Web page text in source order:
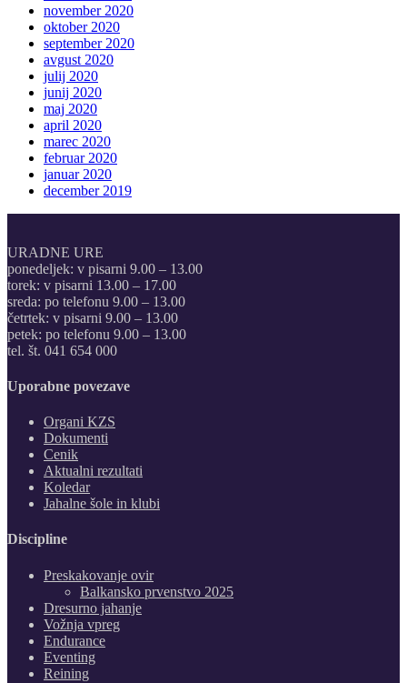
november 2020
oktober 2020
september 2020
avgust 2020
julij 2020
junij 2020
maj 2020
april 2020
marec 2020
februar 2020
januar 2020
december 2019
URADNE URE
ponedeljek: v pisarni 9.00 – 13.00
torek: v pisarni 13.00 – 17.00
sreda: po telefonu 9.00 – 13.00
četrtek: v pisarni 9.00 – 13.00
petek: po telefonu 9.00 – 13.00
tel. št. 041 654 000
Uporabne povezave
Organi KZS
Dokumenti
Cenik
Aktualni rezultati
Koledar
Jahalne šole in klubi
Discipline
Preskakovanje ovir
Balkansko prvenstvo 2025
Dresurno jahanje
Vožnja vpreg
Endurance
Eventing
Reining